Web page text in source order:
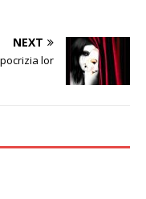
NEXT
lor